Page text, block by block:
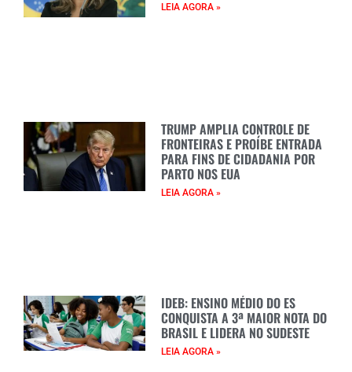
LEIA AGORA »
TRUMP AMPLIA CONTROLE DE
FRONTEIRAS E PROÍBE ENTRADA
PARA FINS DE CIDADANIA POR
PARTO NOS EUA
LEIA AGORA »
IDEB: ENSINO MÉDIO DO ES
CONQUISTA A 3ª MAIOR NOTA DO
BRASIL E LIDERA NO SUDESTE
LEIA AGORA »